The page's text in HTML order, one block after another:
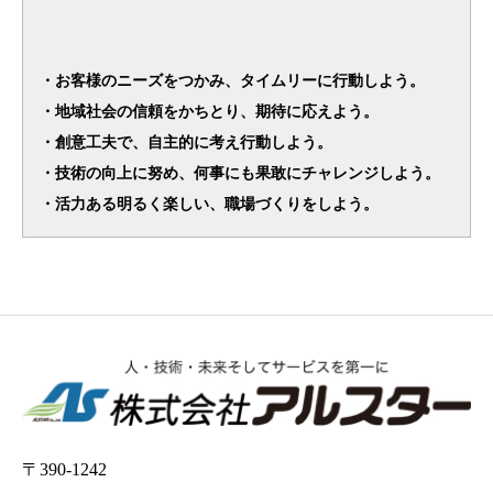
・お客様のニーズをつかみ、タイムリーに行動しよう。
・地域社会の信頼をかちとり、期待に応えよう。
・創意工夫で、自主的に考え行動しよう。
・技術の向上に努め、何事にも果敢にチャレンジしよう。
・活力ある明るく楽しい、職場づくりをしよう。
〒390-1242